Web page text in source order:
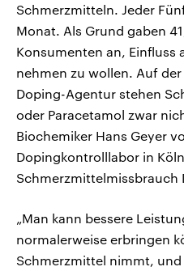
Schmerzmitteln. Jeder
Monat. Als Grund gaben
Konsumenten an, Einfluss
nehmen zu wollen. Auf
Doping-Agentur stehen
oder Paracetamol zwar
Biochemiker Hans Geyer
Dopingkontrolllabor in
Schmerzmittelmissbrauch
„Man kann bessere
normalerweise erbringen
Schmerzmittel nimmt,